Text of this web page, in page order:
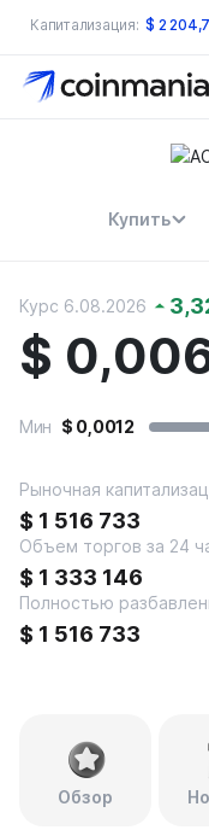
Капитализация: $ 2
Купить
Курс 6.08.2026
$
Мин $ 0,0012
Рыночная
$ 1 516 733
Объем торгов за 24
$ 1 333 146
Полностью
$ 1 516 733
Обзор